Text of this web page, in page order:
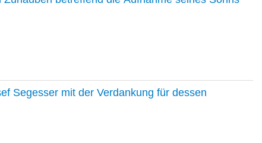
Segesser mit der Verdankung für dessen